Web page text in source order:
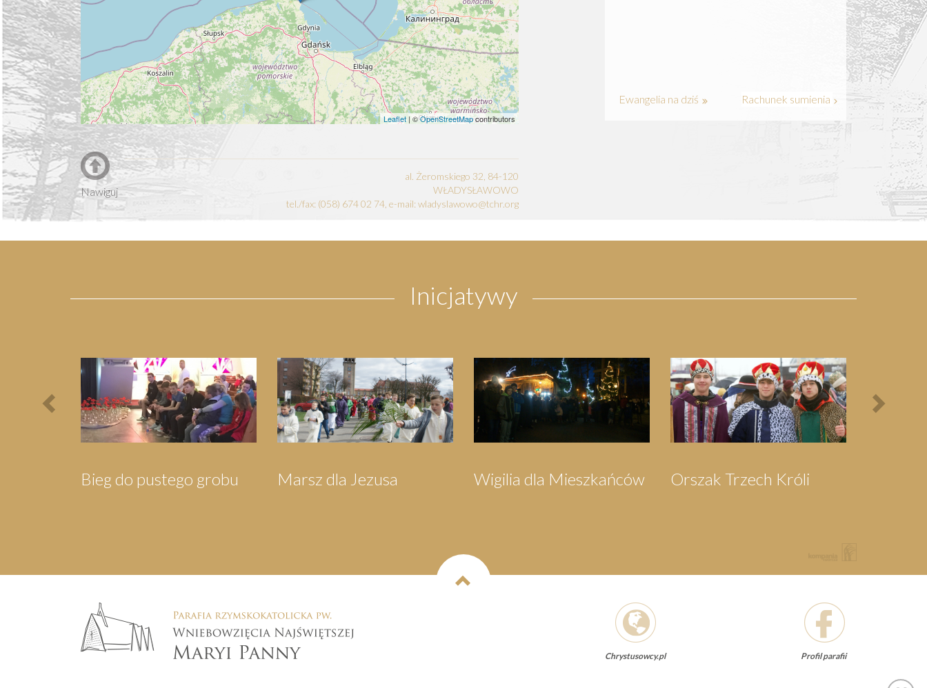
Leaflet | ©OpenStreetMapcontributors
Nawiguj
al. Żeromskiego 32, 84-120
WŁADYSŁAWOWO
tel./fax: (058) 674 02 74, e-mail: wladyslawowo@tchr.org
Ewangelia na dziś Rachunek sumienia
Inicjatywy
Marsz dla Jezusa Wigilia dla Mieszkańców Orszak Trzech Króli
Pielgrzymka do
Previous
Chrystusowcy.pl Profil parafii